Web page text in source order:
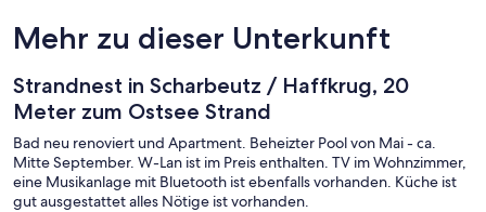
Mehr zu dieser Unterkunft
Strandnest in Scharbeutz / Haffkrug, 20
Meter zum Ostsee Strand
Bad neu renoviert und Apartment. Beheizter Pool von Mai - ca.
Mitte September. W-Lan ist im Preis enthalten. TV im Wohnzimmer,
eine Musikanlage mit Bluetooth ist ebenfalls vorhanden. Küche ist
gut ausgestattet alles Nötige ist vorhanden.